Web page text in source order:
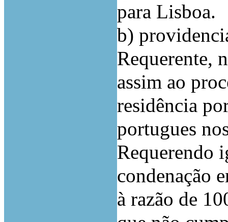
para Lisboa.
b)
Requerente,
assim ao
residência
portugues
Requerendo
condenação
à razão de